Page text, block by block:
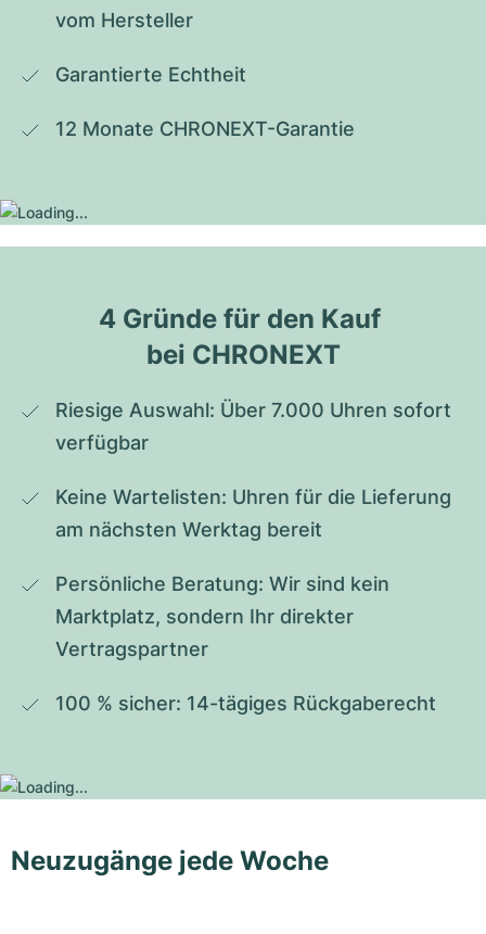
vom Hersteller
Garantierte Echtheit
12 Monate CHRONEXT-Garantie
4 Gründe für den Kauf
bei CHRONEXT
Riesige Auswahl: Über 7.000 Uhren sofort
verfügbar
Keine Wartelisten: Uhren für die Lieferung
am nächsten Werktag bereit
Persönliche Beratung: Wir sind kein
Marktplatz, sondern Ihr direkter
Vertragspartner
100 % sicher: 14-tägiges Rückgaberecht
Neuzugänge jede Woche